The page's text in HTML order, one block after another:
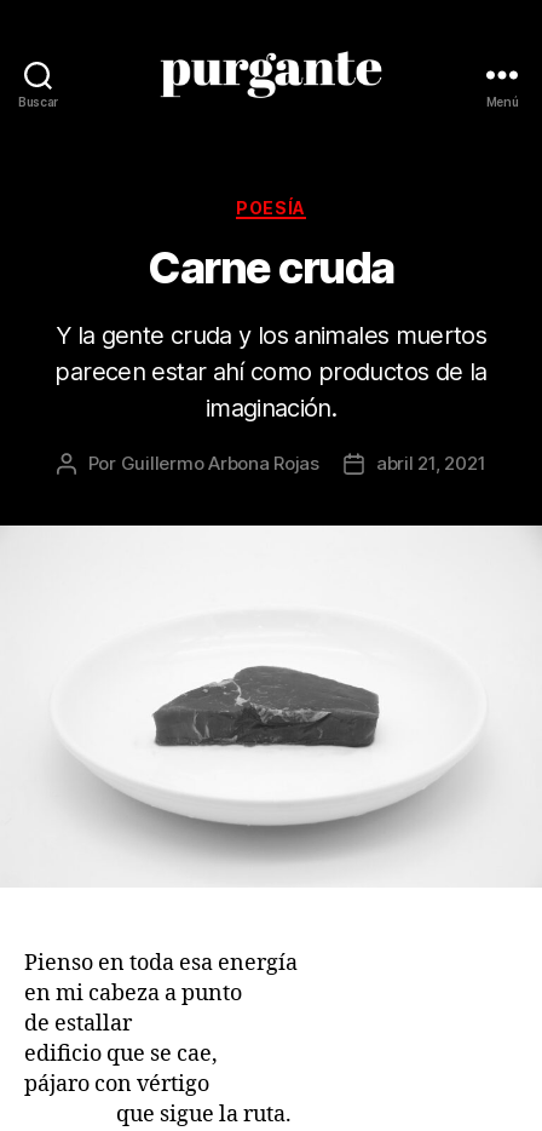
Buscar Menú
Categorías
POESÍA
Carne cruda
Y la gente cruda y los animales muertos
parecen estar ahí como productos de la
imaginación.
Autor
Por Guillermo Arbona Rojas
Fechaabril 21, 2021
Pienso en toda esa energía
en mi cabeza a punto
de estallar
edificio que se cae,
pájaro con vértigo
que sigue la ruta.